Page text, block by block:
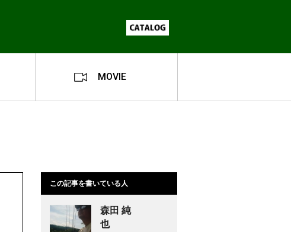
MOVIE
この記事を書いている人
森田 純
也